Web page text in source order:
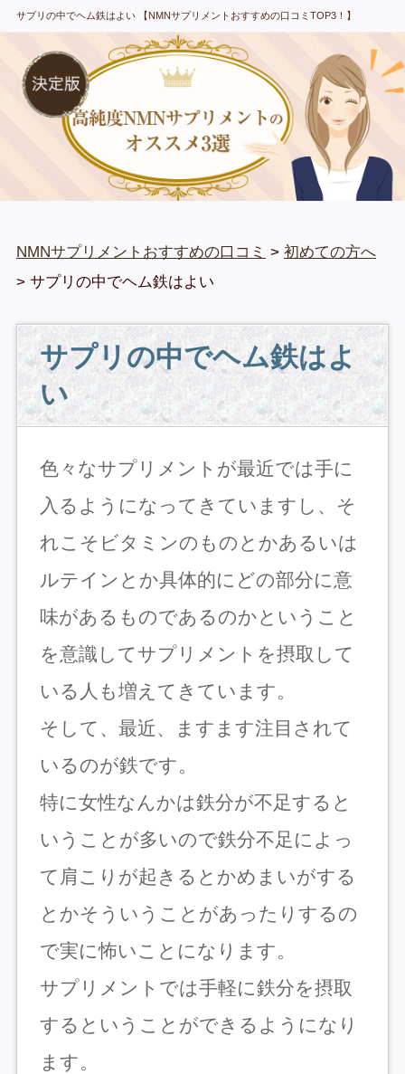
サプリの中でヘム鉄はよい 【NMNサプリメントおすすめの口コミTOP3！】
NMNサプリメントおすすめの口コミ > 初めての方へ
> サプリの中でヘム鉄はよい
サプリの中でヘム鉄はよ
い
色々なサプリメントが最近では手に
入るようになってきていますし、そ
れこそビタミンのものとかあるいは
ルテインとか具体的にどの部分に意
味があるものであるのかということ
を意識してサプリメントを摂取して
いる人も増えてきています。
そして、最近、ますます注目されて
いるのが鉄です。
特に女性なんかは鉄分が不足すると
いうことが多いので鉄分不足によっ
て肩こりが起きるとかめまいがする
とかそういうことがあったりするの
で実に怖いことになります。
サプリメントでは手軽に鉄分を摂取
するということができるようになり
ます。